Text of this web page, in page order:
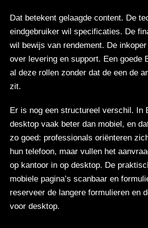
Dat betekent gelaagde content. De
eindgebruiker wil specificaties. De
wil bewijs van rendement. De
over levering en support. Een goede
al deze rollen zonder dat de een de
zit.
Er is nog een structureel verschil. In
desktop vaak beter dan mobiel, en
zo goed: professionals oriënteren
hun telefoon, maar vullen het
op kantoor in op desktop. De
mobiele pagina’s scanbaar en
reserveer de langere formulieren en
voor desktop.